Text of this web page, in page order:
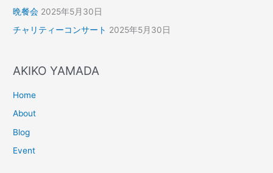
晩餐会 2025年5月30日
チャリティーコンサート 2025年5月30日
AKIKO YAMADA
Home
About
Blog
Event